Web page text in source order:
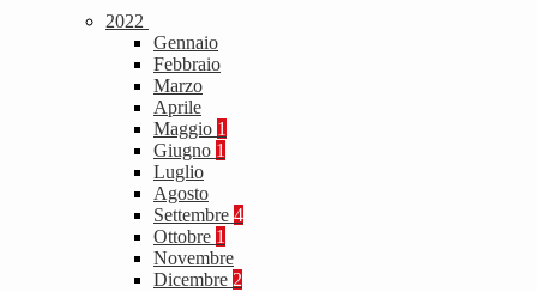
2022
Gennaio
Febbraio
Marzo
Aprile
Maggio 1
Giugno 1
Luglio
Agosto
Settembre 4
Ottobre 1
Novembre
Dicembre 2